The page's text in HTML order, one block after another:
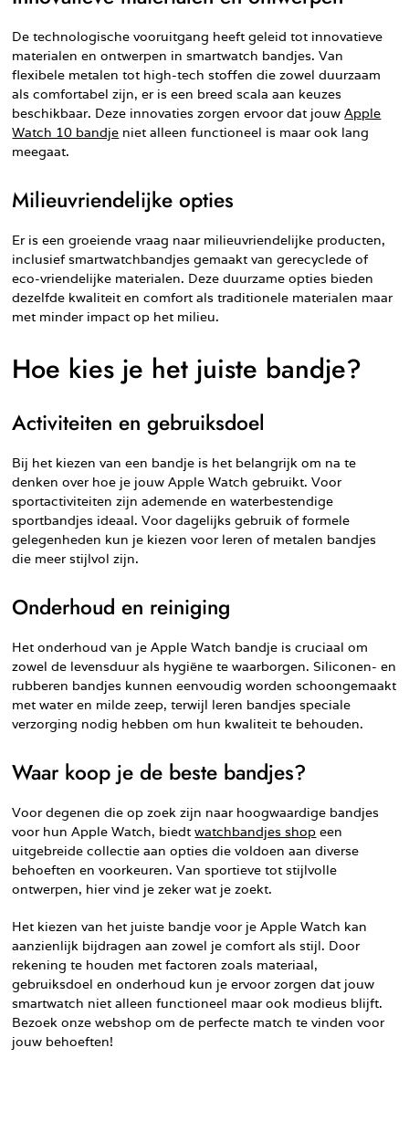
De technologische vooruitgang heeft geleid tot innovatieve
materialen en ontwerpen in smartwatch bandjes. Van
flexibele metalen tot high-tech stoffen die zowel duurzaam
als comfortabel zijn, er is een breed scala aan keuzes
beschikbaar. Deze innovaties zorgen ervoor dat jouwApple
Watch 10 bandje niet alleen functioneel is maar ook lang
meegaat.
Milieuvriendelijke opties
Er is een groeiende vraag naar milieuvriendelijke producten,
inclusief smartwatchbandjes gemaakt van gerecyclede of
eco-vriendelijke materialen. Deze duurzame opties bieden
dezelfde kwaliteit en comfort als traditionele materialen maar
met minder impact op het milieu.
Hoe kies je het juiste bandje?
Activiteiten en gebruiksdoel
Bij het kiezen van een bandje is het belangrijk om na te
denken over hoe je jouw Apple Watch gebruikt. Voor
sportactiviteiten zijn ademende en waterbestendige
sportbandjes ideaal. Voor dagelijks gebruik of formele
gelegenheden kun je kiezen voor leren of metalen bandjes
die meer stijlvol zijn.
Onderhoud en reiniging
Het onderhoud van je Apple Watch bandje is cruciaal om
zowel de levensduur als hygiëne te waarborgen. Siliconen- en
rubberen bandjes kunnen eenvoudig worden schoongemaakt
met water en milde zeep, terwijl leren bandjes speciale
verzorging nodig hebben om hun kwaliteit te behouden.
Waar koop je de beste bandjes?
Voor degenen die op zoek zijn naar hoogwaardige bandjes
voor hun Apple Watch, biedtwatchbandjes shop een
uitgebreide collectie aan opties die voldoen aan diverse
behoeften en voorkeuren. Van sportieve tot stijlvolle
ontwerpen, hier vind je zeker wat je zoekt.
Het kiezen van het juiste bandje voor je Apple Watch kan
aanzienlijk bijdragen aan zowel je comfort als stijl. Door
rekening te houden met factoren zoals materiaal,
gebruiksdoel en onderhoud kun je ervoor zorgen dat jouw
smartwatch niet alleen functioneel maar ook modieus blijft.
Bezoek onze webshop om de perfecte match te vinden voor
jouw behoeften!